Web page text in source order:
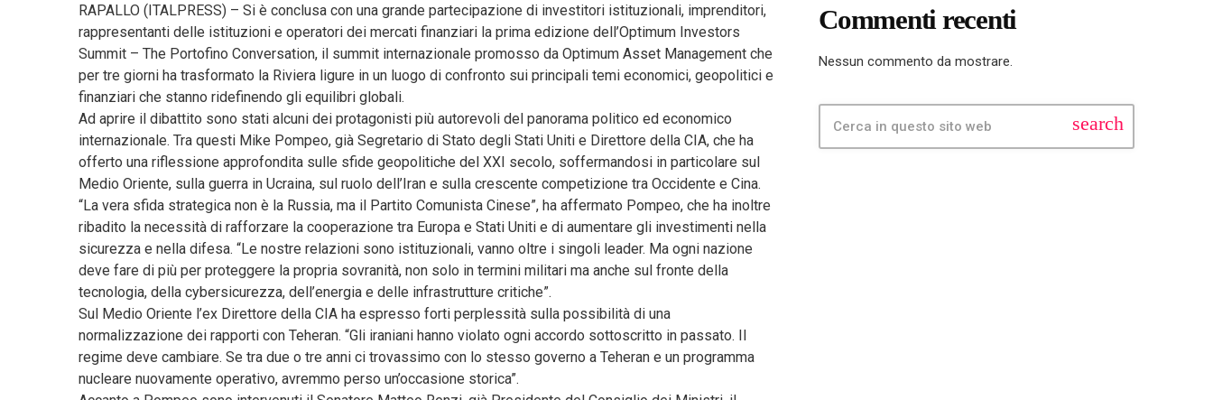
RAPALLO (ITALPRESS) – Si è conclusa con una grande partecipazione di investitori istituzionali, imprenditori,
rappresentanti delle istituzioni e operatori dei mercati finanziari la prima edizione dell’Optimum Investors
Summit – The Portofino Conversation, il summit internazionale promosso da Optimum Asset Management che
per tre giorni ha trasformato la Riviera ligure in un luogo di confronto sui principali temi economici, geopolitici e
finanziari che stanno ridefinendo gli equilibri globali.
Ad aprire il dibattito sono stati alcuni dei protagonisti più autorevoli del panorama politico ed economico
internazionale. Tra questi Mike Pompeo, già Segretario di Stato degli Stati Uniti e Direttore della CIA, che ha
offerto una riflessione approfondita sulle sfide geopolitiche del XXI secolo, soffermandosi in particolare sul
Medio Oriente, sulla guerra in Ucraina, sul ruolo dell’Iran e sulla crescente competizione tra Occidente e Cina.
“La vera sfida strategica non è la Russia, ma il Partito Comunista Cinese”, ha affermato Pompeo, che ha inoltre
ribadito la necessità di rafforzare la cooperazione tra Europa e Stati Uniti e di aumentare gli investimenti nella
sicurezza e nella difesa. “Le nostre relazioni sono istituzionali, vanno oltre i singoli leader. Ma ogni nazione
deve fare di più per proteggere la propria sovranità, non solo in termini militari ma anche sul fronte della
tecnologia, della cybersicurezza, dell’energia e delle infrastrutture critiche”.
Sul Medio Oriente l’ex Direttore della CIA ha espresso forti perplessità sulla possibilità di una
normalizzazione dei rapporti con Teheran. “Gli iraniani hanno violato ogni accordo sottoscritto in passato. Il
regime deve cambiare. Se tra due o tre anni ci trovassimo con lo stesso governo a Teheran e un programma
nucleare nuovamente operativo, avremmo perso un’occasione storica”.
Commenti recenti
Nessun commento da mostrare.
search